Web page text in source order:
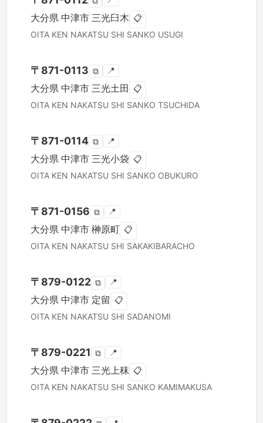
大分県 中津市 三光臼木 📋
OITA KEN NAKATSU SHI SANKO USUGI
〒 871-0113 ⧉ 📍
大分県 中津市 三光土田 📋
OITA KEN NAKATSU SHI SANKO TSUCHIDA
〒 871-0114 ⧉ 📍
大分県 中津市 三光小袋 📋
OITA KEN NAKATSU SHI SANKO OBUKURO
〒 871-0156 ⧉ 📍
大分県 中津市 榊原町 📋
OITA KEN NAKATSU SHI SAKAKIBARACHO
〒 879-0122 ⧉ 📍
大分県 中津市 定留 📋
OITA KEN NAKATSU SHI SADANOMI
〒 879-0221 ⧉ 📍
大分県 中津市 三光上秣 📋
OITA KEN NAKATSU SHI SANKO KAMIMAKUSA